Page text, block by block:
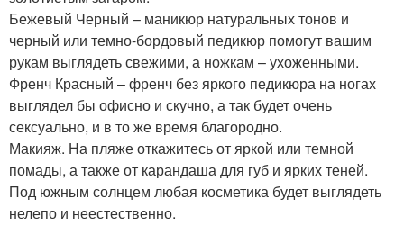
Бежевый Черный – маникюр натуральных тонов и
черный или темно-бордовый педикюр помогут вашим
рукам выглядеть свежими, а ножкам – ухоженными.
Френч Красный – френч без яркого педикюра на ногах
выглядел бы офисно и скучно, а так будет очень
сексуально, и в то же время благородно.
Макияж. На пляже откажитесь от яркой или темной
помады, а также от карандаша для губ и ярких теней.
Под южным солнцем любая косметика будет выглядеть
нелепо и неестественно.